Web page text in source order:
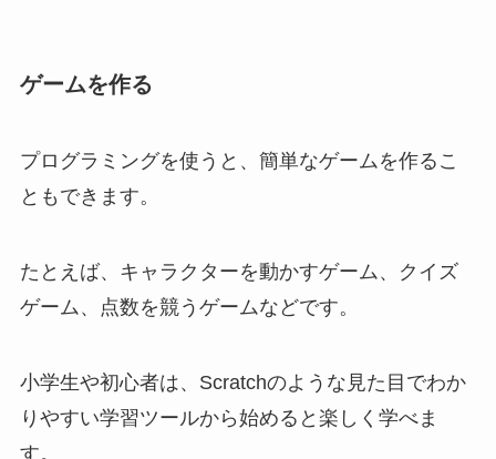
ゲームを作る
プログラミングを使うと、簡単なゲームを作るこ
ともできます。
たとえば、キャラクターを動かすゲーム、クイズ
ゲーム、点数を競うゲームなどです。
小学生や初心者は、Scratchのような見た目でわか
りやすい学習ツールから始めると楽しく学べま
す。